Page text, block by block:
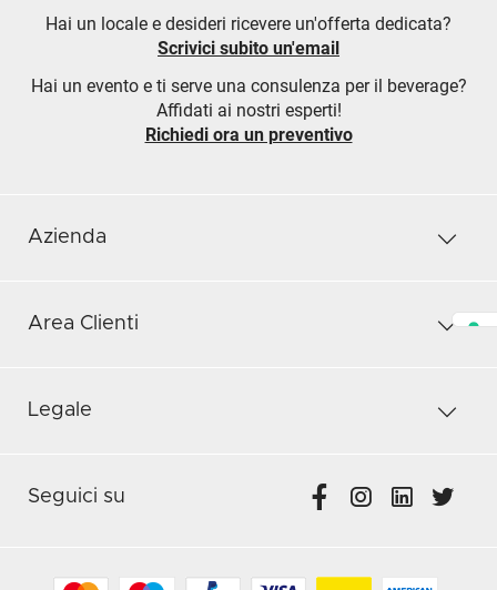
Hai un locale e desideri ricevere un'offerta dedicata?
Scrivici subito un'email
Hai un evento e ti serve una consulenza per il beverage?
Affidati ai nostri esperti!
Richiedi ora un preventivo
Azienda
Area Clienti
Legale
Seguici su